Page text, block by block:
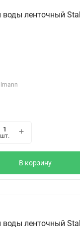
воды ленточный
шт.
В корзину
воды ленточный